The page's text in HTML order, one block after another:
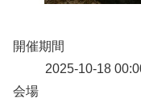
開催期間
2025-10-18
会場